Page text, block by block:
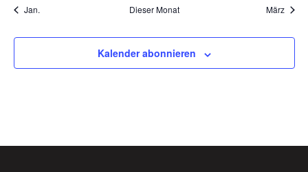
Jan. Dieser Monat März
Kalender abonnieren